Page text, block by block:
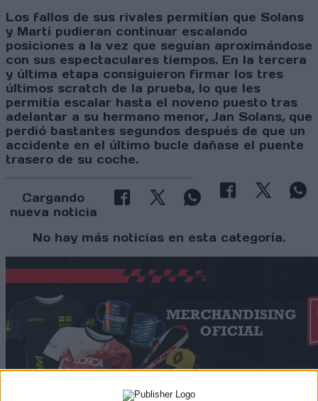
Los fallos de sus rivales permitían que Solans
y Martí pudieran continuar escalando
posiciones a la vez que seguían aproximándose
con sus espectaculares tiempos. En la tercera
y última etapa consiguieron firmar los tres
últimos scratch de la prueba, lo que les
permitía escalar hasta el noveno puesto tras
adelantar a su hermano menor, Jan Solans, que
perdió bastantes segundos después de que un
accidente en el último bucle dañase el puente
trasero de su coche.
Cargando
nueva noticia
No hay más noticias en esta categoría.